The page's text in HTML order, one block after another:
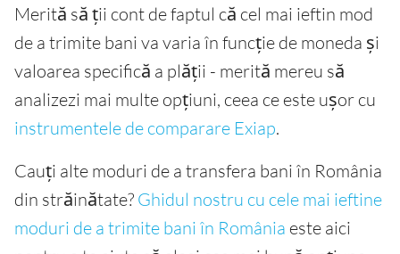
Merită să ții cont de faptul că cel mai ieftin mod
de a trimite bani va varia în funcție de moneda și
valoarea specifică a plății - merită mereu să
analizezi mai multe opțiuni, ceea ce este ușor cu
instrumentele de comparare Exiap.
Cauți alte moduri de a transfera bani în România
din străinătate? Ghidul nostru cu cele mai ieftine
moduri de a trimite bani în România este aici